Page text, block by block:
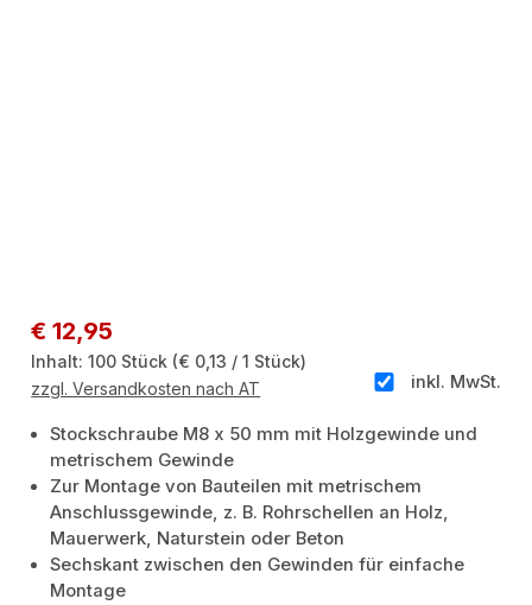
Regulärer Preis:
€ 12,95
Inhalt:100 Stück (€ 0,13 / 1 Stück)
inkl. MwSt.
zzgl. Versandkosten nach AT
Stockschraube M8 x 50 mm mit Holzgewinde und
metrischem Gewinde
Zur Montage von Bauteilen mit metrischem
Anschlussgewinde, z. B. Rohrschellen an Holz,
Mauerwerk, Naturstein oder Beton
Sechskant zwischen den Gewinden für einfache
Montage